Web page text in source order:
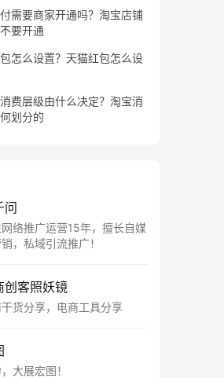
需要商家开通吗？淘宝店铺
要开通
怎么设置？天猫红包怎么设
费层级由什么决定？淘宝消
划分的
问
络推广运营15年，擅长自媒
，私域引流推广！
创客照妖镜
货分享，电商工具分享
大展宏图！